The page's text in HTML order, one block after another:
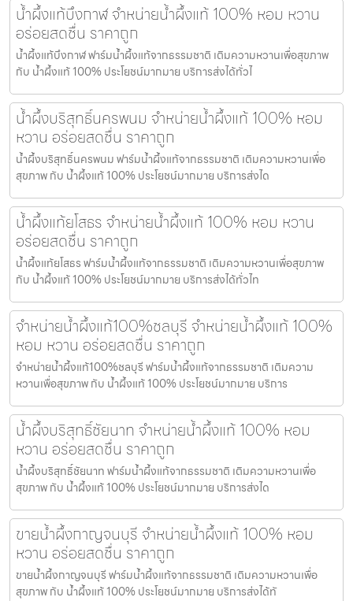
น้ำผึ้งแท้บึงกาฬ จำหน่ายน้ำผึ้งแท้ 100% หอม หวาน
อร่อยสดชื่น ราคาถูก
น้ำผึ้งแท้บึงกาฬ ฟาร์มน้ำผึ้งแท้จากธรรมชาติ เติมความหวานเพื่อสุขภาพ
กับ น้ำผึ้งแท้ 100% ประโยชน์มากมาย บริการส่งได้ทั่วไ
น้ำผึ้งบริสุทธิ์นครพนม จำหน่ายน้ำผึ้งแท้ 100% หอม
หวาน อร่อยสดชื่น ราคาถูก
น้ำผึ้งบริสุทธิ์นครพนม ฟาร์มน้ำผึ้งแท้จากธรรมชาติ เติมความหวานเพื่อ
สุขภาพ กับ น้ำผึ้งแท้ 100% ประโยชน์มากมาย บริการส่งได
น้ำผึ้งแท้ยโสธร จำหน่ายน้ำผึ้งแท้ 100% หอม หวาน
อร่อยสดชื่น ราคาถูก
น้ำผึ้งแท้ยโสธร ฟาร์มน้ำผึ้งแท้จากธรรมชาติ เติมความหวานเพื่อสุขภาพ
กับ น้ำผึ้งแท้ 100% ประโยชน์มากมาย บริการส่งได้ทั่วไท
จำหน่ายน้ำผึ้งแท้100%ชลบุรี จำหน่ายน้ำผึ้งแท้ 100%
หอม หวาน อร่อยสดชื่น ราคาถูก
จำหน่ายน้ำผึ้งแท้100%ชลบุรี ฟาร์มน้ำผึ้งแท้จากธรรมชาติ เติมความ
หวานเพื่อสุขภาพ กับ น้ำผึ้งแท้ 100% ประโยชน์มากมาย บริการ
น้ำผึ้งบริสุทธิ์ชัยนาท จำหน่ายน้ำผึ้งแท้ 100% หอม
หวาน อร่อยสดชื่น ราคาถูก
น้ำผึ้งบริสุทธิ์ชัยนาท ฟาร์มน้ำผึ้งแท้จากธรรมชาติ เติมความหวานเพื่อ
สุขภาพ กับ น้ำผึ้งแท้ 100% ประโยชน์มากมาย บริการส่งได
ขายน้ำผึ้งกาญจนบุรี จำหน่ายน้ำผึ้งแท้ 100% หอม
หวาน อร่อยสดชื่น ราคาถูก
ขายน้ำผึ้งกาญจนบุรี ฟาร์มน้ำผึ้งแท้จากธรรมชาติ เติมความหวานเพื่อ
สุขภาพ กับ น้ำผึ้งแท้ 100% ประโยชน์มากมาย บริการส่งได้ทั